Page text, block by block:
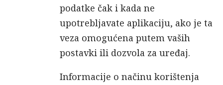
podatke čak i kada ne
upotrebljavate aplikaciju, ako je ta
veza omogućena putem vaših
postavki ili dozvola za uređaj.
Informacije o načinu korištenja